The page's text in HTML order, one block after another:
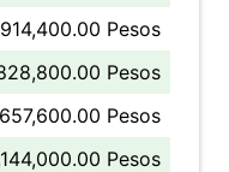
914,400.00 Pesos
Pesos
Pesos
Pesos